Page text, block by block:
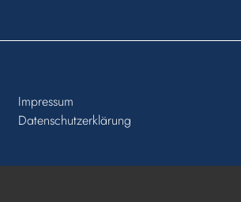
Impressum
Datenschutzerklärung